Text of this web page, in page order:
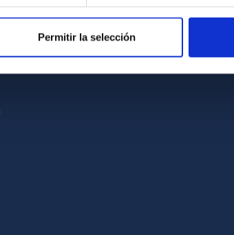
Permitir la selección
Accesibilidad